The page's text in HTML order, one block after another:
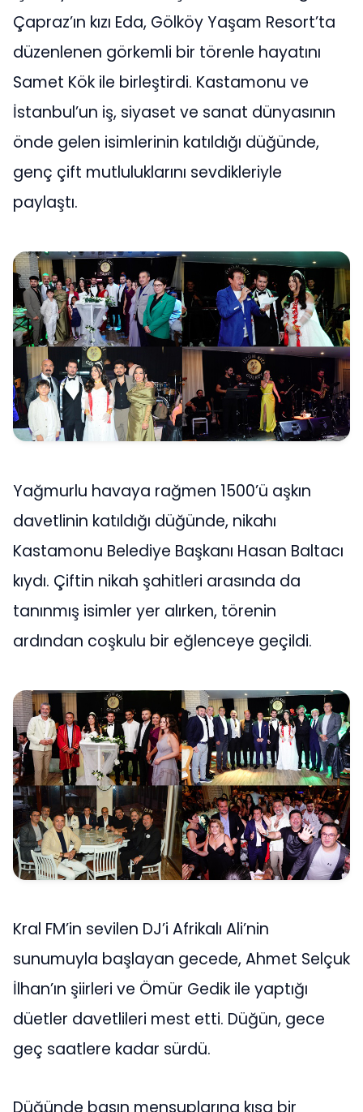
Çapraz’ın kızı Eda, Gölköy Yaşam Resort’ta
düzenlenen görkemli bir törenle hayatını
Samet Kök ile birleştirdi. Kastamonu ve
İstanbul’un iş, siyaset ve sanat dünyasının
önde gelen isimlerinin katıldığı düğünde,
genç çift mutluluklarını sevdikleriyle
paylaştı.
Yağmurlu havaya rağmen 1500’ü aşkın
davetlinin katıldığı düğünde, nikahı
Kastamonu Belediye Başkanı Hasan Baltacı
kıydı. Çiftin nikah şahitleri arasında da
tanınmış isimler yer alırken, törenin
ardından coşkulu bir eğlenceye geçildi.
Kral FM’in sevilen DJ’i Afrikalı Ali’nin
sunumuyla başlayan gecede, Ahmet Selçuk
İlhan’ın şiirleri ve Ömür Gedik ile yaptığı
düetler davetlileri mest etti. Düğün, gece
geç saatlere kadar sürdü.
Düğünde basın mensuplarına kısa bir